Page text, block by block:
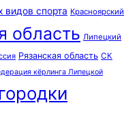
спорта Красноярский
область Липецкий
Рязанская область СК
кёрлинга Липецкой
городки